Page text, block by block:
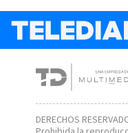
DERECHOS